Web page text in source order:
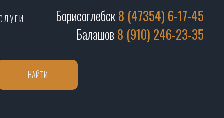
Борисоглебск8 (47354) 6-17-45
Балашов 8 (910) 246-23-35
НАЙТИ